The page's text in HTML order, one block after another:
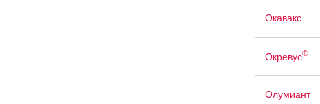
Окавакс
Окревус®
Олумиант